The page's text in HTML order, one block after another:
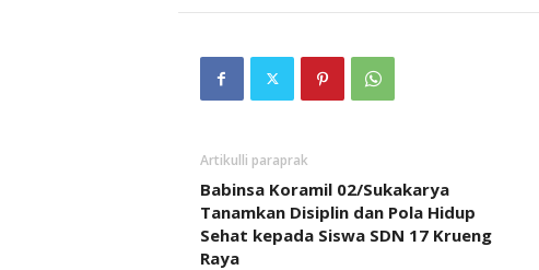
Artikulli paraprak
Babinsa Koramil 02/Sukakarya
Tanamkan Disiplin dan Pola Hidup
Sehat kepada Siswa SDN 17 Krueng
Raya